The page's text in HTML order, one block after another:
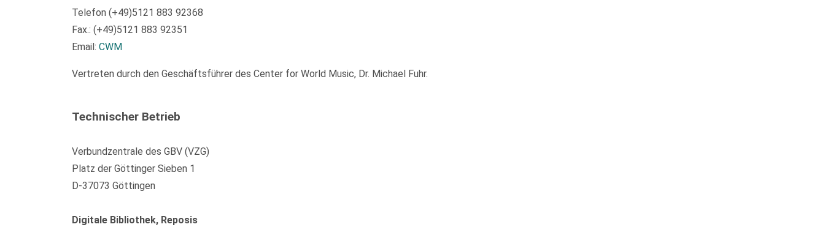
Telefon (+49)5121 883 92368
Fax.: (+49)5121 883 92351
Email: CWM
Vertreten durch den Geschäftsführer des Center for World Music, Dr. Michael Fuhr.
Technischer Betrieb
Verbundzentrale des GBV (VZG)
Platz der Göttinger Sieben 1
D-37073 Göttingen
Digitale Bibliothek, Reposis